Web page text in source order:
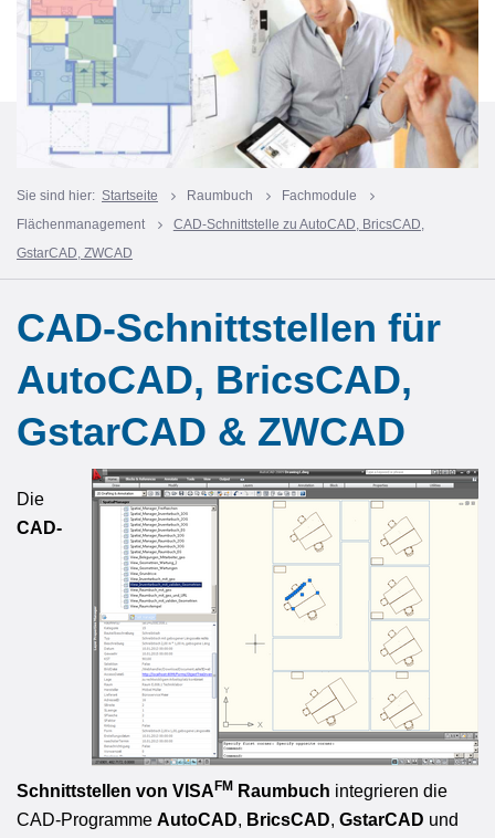
Sie sind hier: Startseite Raumbuch
Fachmodule
Flächenmanagement
CAD-Schnittstelle zu AutoCAD, BricsCAD,
GstarCAD, ZWCAD
CAD-Schnittstellen für
AutoCAD, BricsCAD,
GstarCAD & ZWCAD
Die
CAD-
Schnittstellen von VISA FM Raumbuch integrieren die
CAD-Programme AutoCAD, BricsCAD, GstarCAD und